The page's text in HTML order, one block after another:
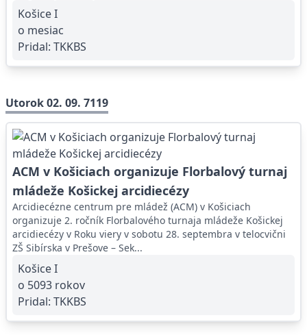
Košice I
o mesiac
Pridal: TKKBS
Utorok 02. 09. 7119
ACM v Košiciach organizuje Florbalový turnaj
mládeže Košickej arcidiecézy
Arcidiecézne centrum pre mládež (ACM) v Košiciach
organizuje 2. ročník Florbalového turnaja mládeže Košickej
arcidiecézy v Roku viery v sobotu 28. septembra v telocvični
ZŠ Sibírska v Prešove – Sek...
Košice I
o 5093 rokov
Pridal: TKKBS